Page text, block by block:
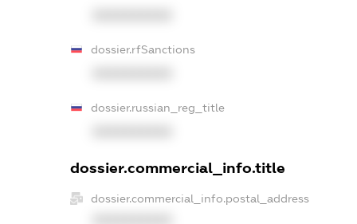
dossier.rfSanctions
dossier.russian_reg_title
dossier.commercial_info.title
dossier.commercial_info.postal_address